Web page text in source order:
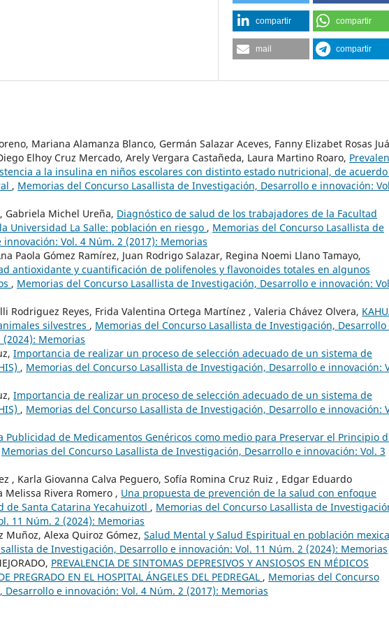
compartir compartir
mail compartir
Mariana Alamanza Blanco, Germán Salazar Aceves, Fanny Elizabet Rosas
Elhoy Cruz Mercado, Arely Vergara Castañeda, Laura Martino Roaro,
a la insulina en niños escolares con distinto estado nutricional, de
, Memorias del Concurso Lasallista de Investigación, Desarrollo e innovación:
Gabriela Michel Ureña, Diagnóstico de salud de los trabajadores de la Facultad
Universidad La Salle: población en riesgo , Memorias del Concurso Lasallista de
Vol. 4 Núm. 2 (2017): Memorias
Paola Gómez Ramírez, Juan Rodrigo Salazar, Regina Noemi Llano Tamayo,
antioxidante y cuantificación de polifenoles y flavonoides totales en algunos
, Memorias del Concurso Lasallista de Investigación, Desarrollo e innovación:
Rodriguez Reyes, Frida Valentina Ortega Martínez , Valeria Chávez Olvera,
silvestres , Memorias del Concurso Lasallista de Investigación, Desarrollo
Memorias
Importancia de realizar un proceso de selección adecuado de un sistema de
, Memorias del Concurso Lasallista de Investigación, Desarrollo e innovación:
Importancia de realizar un proceso de selección adecuado de un sistema de
, Memorias del Concurso Lasallista de Investigación, Desarrollo e innovación:
Publicidad de Medicamentos Genéricos como medio para Preservar el Principio
Memorias del Concurso Lasallista de Investigación, Desarrollo e innovación: Vol. 3
, Karla Giovanna Calva Peguero, Sofía Romina Cruz Ruiz , Edgar Eduardo
Melissa Rivera Romero , Una propuesta de prevención de la salud con enfoque
Santa Catarina Yecahuizotl , Memorias del Concurso Lasallista de
11 Núm. 2 (2024): Memorias
Alexa Quiroz Gómez, Salud Mental y Salud Espiritual en población
de Investigación, Desarrollo e innovación: Vol. 11 Núm. 2 (2024): Memorias
PREVALENCIA DE SINTOMAS DEPRESIVOS Y ANSIOSOS EN MÉDICOS
PREGRADO EN EL HOSPITAL ÁNGELES DEL PEDREGAL , Memorias del Concurso
e innovación: Vol. 4 Núm. 2 (2017): Memorias